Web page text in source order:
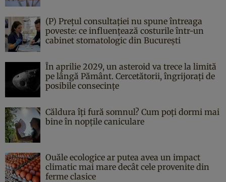
(P) Prețul consultației nu spune întreaga
poveste: ce influențează costurile într-un
cabinet stomatologic din București
În aprilie 2029, un asteroid va trece la limită
pe lângă Pământ. Cercetătorii, îngrijorați de
posibile consecințe
Căldura îți fură somnul? Cum poți dormi mai
bine în nopțile caniculare
Ouăle ecologice ar putea avea un impact
climatic mai mare decât cele provenite din
ferme clasice